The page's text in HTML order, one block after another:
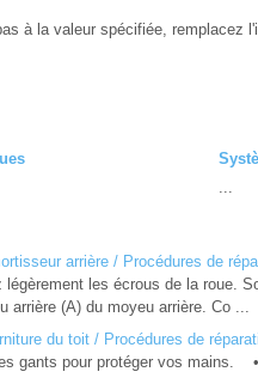
à la valeur spécifiée, remplacez
...
arrière / Procédures de
légèrement les écrous de la roue.
arrière (A) du moyeu arrière. Co ...
du toit / Procédures de
gants pour protéger vos mains.